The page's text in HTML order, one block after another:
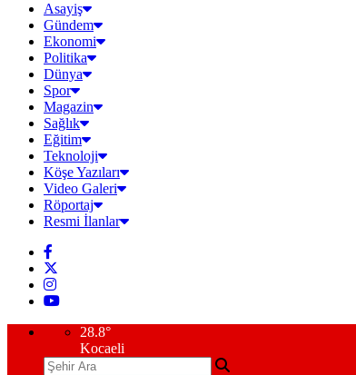
Asayiş
Gündem
Ekonomi
Politika
Dünya
Spor
Magazin
Sağlık
Eğitim
Teknoloji
Köşe Yazıları
Video Galeri
Röportaj
Resmi İlanlar
28.8°
Kocaeli